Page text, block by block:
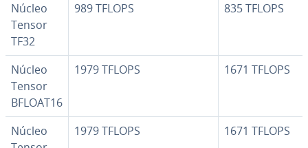
Núcleo
Tensor
TF32
989 TFLOPS 835 TFLOPS
Núcleo
Tensor
BFLOAT16
1979 TFLOPS 1671 TFLOPS
Núcleo
1979 TFLOPS 1671 TFLOPS